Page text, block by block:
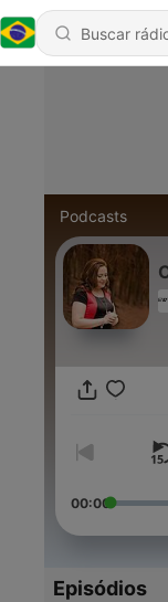
Podcasts
00:00
Episódios